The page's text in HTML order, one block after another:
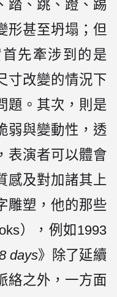
踏、跳、蹬、踢
形甚至坍塌；但
先牽涉到的是
寸改變的情況下
題。其次，則是
弱與變動性，透
表演者可以體會
感及對加諸其上
雕塑，他的那些
），例如1993
days》除了延續
絡之外，一方面